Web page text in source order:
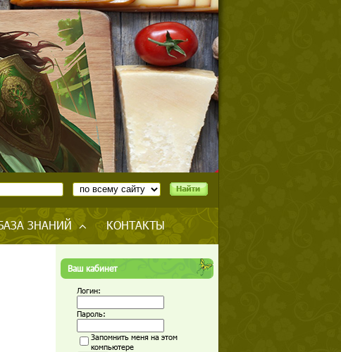
ЗНАНИЙ КОНТАКТЫ
Ваш кабинет
Логин:
Пароль:
Запомнить меня на этом
компьютере